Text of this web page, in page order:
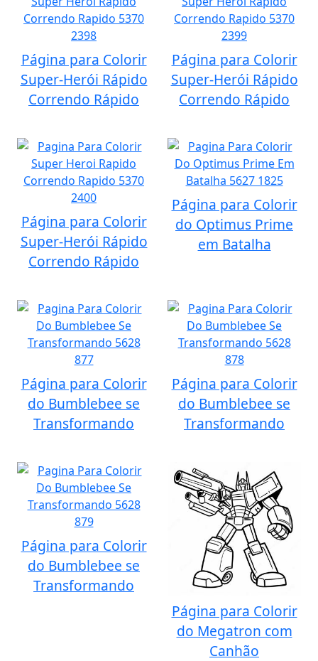
Página para Colorir
Super-Herói Rápido
Correndo Rápido
Página para Colorir
Super-Herói Rápido
Correndo Rápido
Página para Colorir
Super-Herói Rápido
Correndo Rápido
Página para Colorir
do Optimus Prime
em Batalha
Página para Colorir
do Bumblebee se
Transformando
Página para Colorir
do Bumblebee se
Transformando
Página para Colorir
do Bumblebee se
Transformando
Página para Colorir
do Megatron com
Canhão